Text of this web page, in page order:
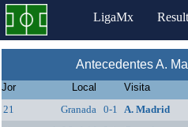
LigaMx
Antecedentes A.
Jor Local Visita
21
Granada 0-1 A. Madrid